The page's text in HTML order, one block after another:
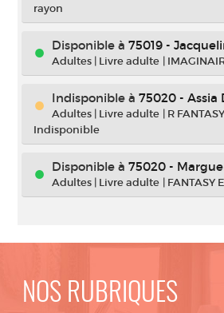
rayon
Disponible à 75019 -
Adultes | Livre adulte |
Indisponible à 75020 - Assia
Adultes | Livre adulte | R
Indisponible
Disponible à 75020 -
Adultes | Livre adulte | FANTASY
NOS RUBRIQUES